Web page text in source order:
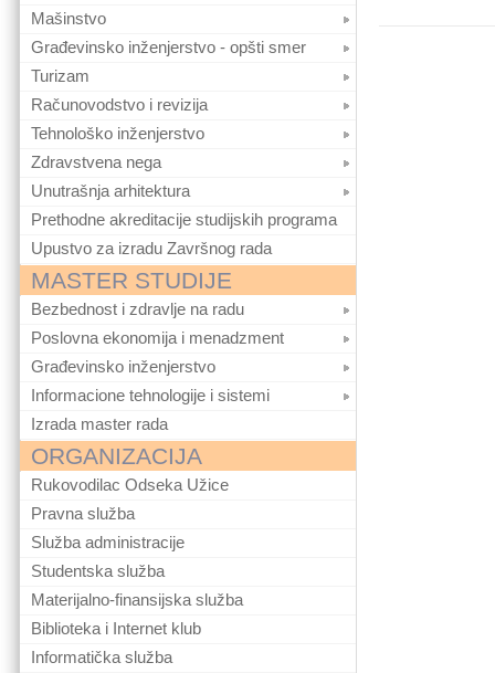
Mašinstvo
Građevinsko inženjerstvo - opšti smer
Turizam
Računovodstvo i revizija
Tehnološko inženjerstvo
Zdravstvena nega
Unutrašnja arhitektura
Prethodne akreditacije studijskih programa
Upustvo za izradu Završnog rada
MASTER STUDIJE
Bezbednost i zdravlje na radu
Poslovna ekonomija i menadzment
Građevinsko inženjerstvo
Informacione tehnologije i sistemi
Izrada master rada
ORGANIZACIJA
Rukovodilac Odseka Užice
Pravna služba
Služba administracije
Studentska služba
Materijalno-finansijska služba
Biblioteka i Internet klub
Informatička služba